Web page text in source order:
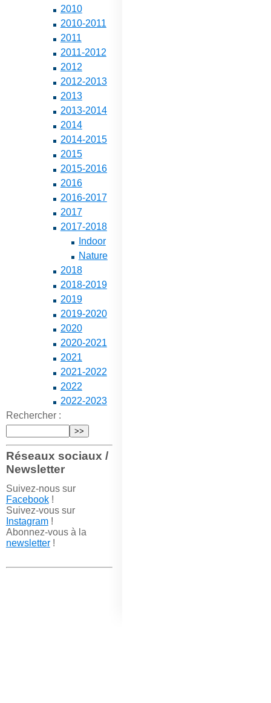
2010
2010-2011
2011
2011-2012
2012
2012-2013
2013
2013-2014
2014
2014-2015
2015
2015-2016
2016
2016-2017
2017
2017-2018
Indoor
Nature
2018
2018-2019
2019
2019-2020
2020
2020-2021
2021
2021-2022
2022
2022-2023
Rechercher :
Réseaux sociaux /
Newsletter
Suivez-nous sur
Facebook!
Suivez-vous sur
Instagram!
Abonnez-vous à la
newsletter!